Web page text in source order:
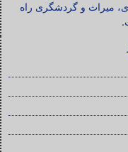
میراث و گردشگری راه